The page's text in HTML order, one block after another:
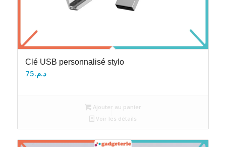
Clé USB personnalisé stylo
د.م.75
Ajouter au panier
Voir les détails